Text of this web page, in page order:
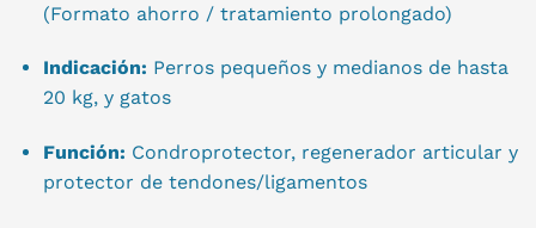
(Formato ahorro / tratamiento prolongado)
Indicación: Perros pequeños y medianos de hasta
20 kg, y gatos
Función: Condroprotector, regenerador articular y
protector de tendones/ligamentos